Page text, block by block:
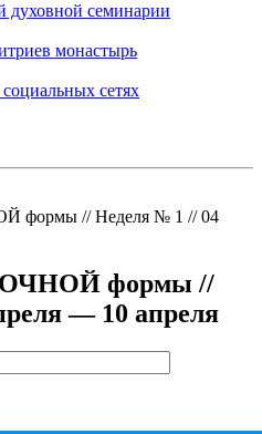
духовной семинарии
монастырь
сетях
формы // Неделя № 1 // 04
ОЧНОЙ формы //
— 10 апреля